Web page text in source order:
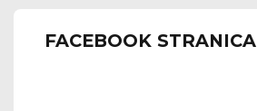
FACEBOOK STRANICA